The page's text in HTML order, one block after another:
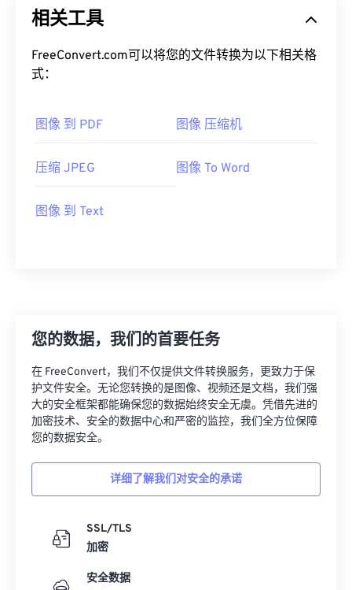
相关工具
FreeConvert.com可以将您的文件转换为以下相关格
式：
图像 到 PDF 图像 压缩机
压缩 JPEG 图像 To Word
图像 到 Text
您的数据，我们的首要任务
在 FreeConvert，我们不仅提供文件转换服务，更致力于保
护文件安全。无论您转换的是图像、视频还是文档，我们强
大的安全框架都能确保您的数据始终安全无虞。凭借先进的
加密技术、安全的数据中心和严密的监控，我们全方位保障
您的数据安全。
详细了解我们对安全的承诺
SSL/TLS
加密
安全数据